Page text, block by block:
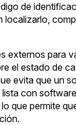
de
localizarlo,
externos para
el estado de
evita que un
con
que permite